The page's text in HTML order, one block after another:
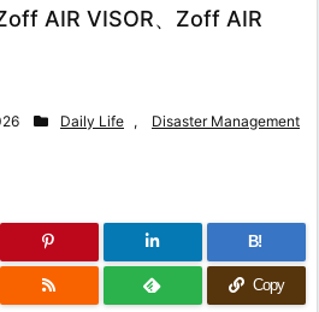
AIR VISOR、Zoff AIR
Daily Life , Disaster Management
B!
Copy